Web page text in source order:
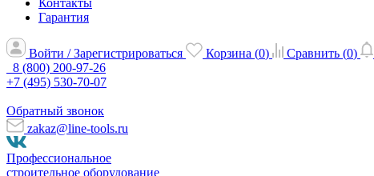
Контакты
Гарантия
Войти / Зарегистрироваться Корзина (0) Сравнить (0)
8 (800) 200-97-26
+7 (495) 530-70-07
Обратный звонок
zakaz@line-tools.ru
Профессиональное
строительное оборудование